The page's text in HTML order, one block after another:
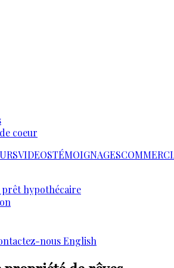
coeur
VIDEOSTÉMOIGNAGES
prêt hypothécaire
nousEnglish